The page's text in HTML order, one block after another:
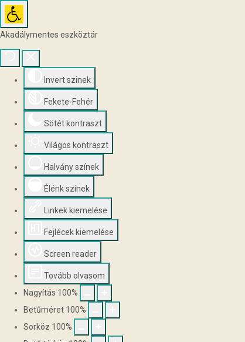
Akadálymentes eszköztár
Invert szinek
Fekete-Fehér
Sötét kontraszt
Világos kontraszt
Halvány színek
Élénk színek
Linkek kiemelése
Fejlécek kiemelése
Screen reader
Tovább olvasom
Nagyítás 100%
Betűméret 100%
Sorköz 100%